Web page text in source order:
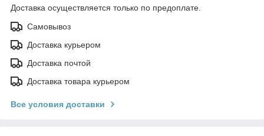
Доставка осуществляется только по предоплате.
Самовывоз
Доставка курьером
Доставка почтой
Доставка товара курьером
Все условия доставки